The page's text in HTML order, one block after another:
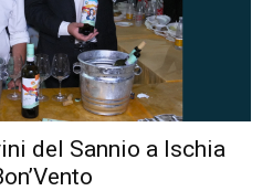
del Sannio a Ischia